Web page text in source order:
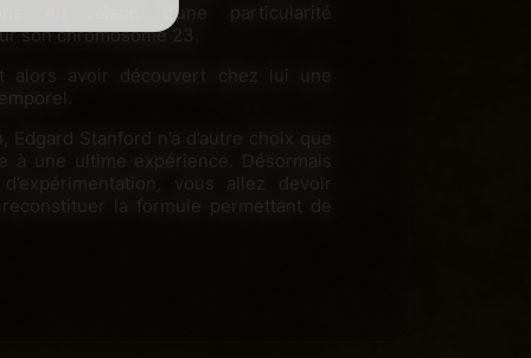
en raison d’une particularité
son chromosome 23.
alors avoir découvert chez lui une
Stanford n’a d’autre choix que
à une ultime expérience. Désormais
vous allez devoir
la formule permettant de